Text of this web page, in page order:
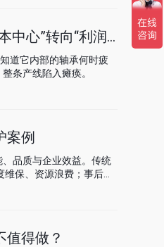
中心”转向“利润中心”
道它内部的轴承何时疲
条产线陷入瘫痪。
案例
品质与企业效益。传统
保、资源浪费；事后抢
得做？